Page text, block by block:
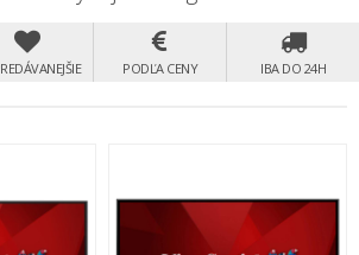
PODĽA CENY IBA DO 24H